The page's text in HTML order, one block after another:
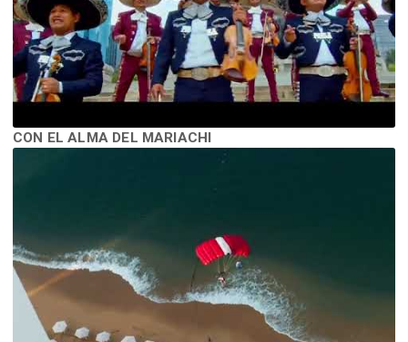
CON EL ALMA DEL MARIACHI